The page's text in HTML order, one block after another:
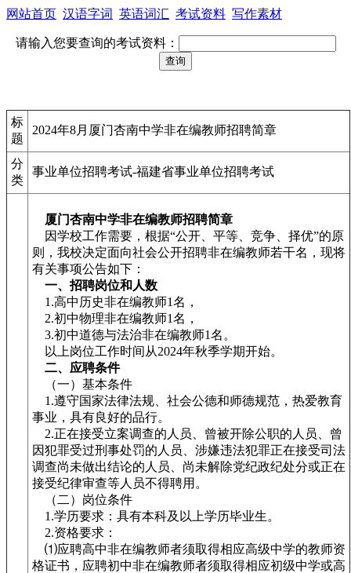
网站首页 汉语字词 英语词汇 考试资料 写作素材
请输入您要查询的考试资料：
标
题
2024年8月厦门杏南中学非在编教师招聘简章
分
类
事业单位招聘考试-福建省事业单位招聘考试
厦门杏南中学非在编教师招聘简章
因学校工作需要，根据“公开、平等、竞争、择优”的原
则，我校决定面向社会公开招聘非在编教师若干名，现将
有关事项公告如下：
一、招聘岗位和人数
1.高中历史非在编教师1名，
2.初中物理非在编教师1名，
3.初中道德与法治非在编教师1名。
以上岗位工作时间从2024年秋季学期开始。
二、应聘条件
（一）基本条件
1.遵守国家法律法规、社会公德和师德规范，热爱教育
事业，具有良好的品行。
2.正在接受立案调查的人员、曾被开除公职的人员、曾
因犯罪受过刑事处罚的人员、涉嫌违法犯罪正在接受司法
调查尚未做出结论的人员、尚未解除党纪政纪处分或正在
接受纪律审查等人员不得聘用。
（二）岗位条件
1.学历要求：具有本科及以上学历毕业生。
2.资格要求：
⑴应聘高中非在编教师者须取得相应高级中学的教师资
格证书，应聘初中非在编教师者须取得相应初级中学或高